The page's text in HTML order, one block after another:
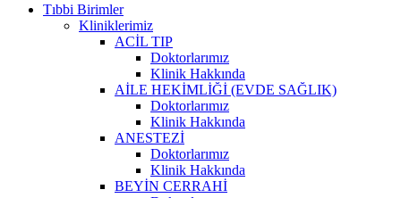
Tıbbi Birimler
Kliniklerimiz
ACİL TIP
Doktorlarımız
Klinik Hakkında
AİLE HEKİMLİĞİ (EVDE SAĞLIK)
Doktorlarımız
Klinik Hakkında
ANESTEZİ
Doktorlarımız
Klinik Hakkında
BEYİN CERRAHİ